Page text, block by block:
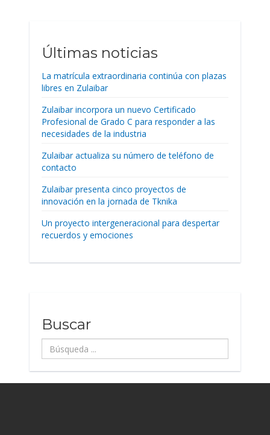
Últimas noticias
La matrícula extraordinaria continúa con plazas
libres en Zulaibar
Zulaibar incorpora un nuevo Certificado
Profesional de Grado C para responder a las
necesidades de la industria
Zulaibar actualiza su número de teléfono de
contacto
Zulaibar presenta cinco proyectos de
innovación en la jornada de Tknika
Un proyecto intergeneracional para despertar
recuerdos y emociones
Buscar
Búsqueda
...